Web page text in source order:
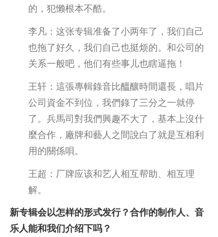
的，犯懒根本不酷。
李凡：这张专辑准备了小两年了，我们自己
也拖了好久，我们自己也挺烦的。和公司的
关系一般吧，他们有些事儿也瞎逼拖！
王轩：這張專輯錄音比醞釀時間還長，唱片
公司資金不到位，我們錄了三分之一就停
了。兵馬司對我們興趣不大了，基本上沒什
麼合作，廠牌和藝人之間說白了就是互相利
用的關係唄。
王超：厂牌应该和艺人相互帮助、相互理
解。
新专辑会以怎样的形式发行？合作的制作人、音
乐人能和我们介绍下吗？